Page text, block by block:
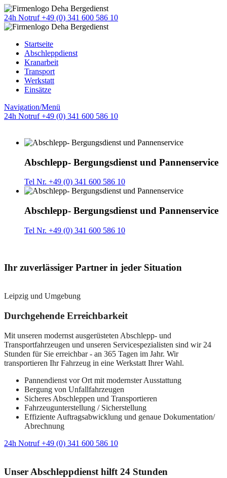
24h Notruf +49 (0) 341 600 586 10
Startseite
Abschleppdienst
Kranarbeit
Transport
Werkstatt
Einsätze
Navigation/Menü
24h Notruf +49 (0) 341 600 586 10
Abschlepp- Bergungsdienst und Pannenservice
Tel Nr. +49 (0) 341 600 586 10
Abschlepp- Bergungsdienst und Pannenservice
Tel Nr. +49 (0) 341 600 586 10
Ihr zuverlässiger Partner in jeder Situation
Leipzig und Umgebung
Durchgehende Erreichbarkeit
Mit unseren modernst ausgerüsteten Abschlepp- und
Transportfahrzeugen und unseren Servicespezialisten sind wir 24
Stunden für Sie erreichbar - an 365 Tagen im Jahr. Wir
transportieren Ihr Fahrzeug in eine Werkstatt Ihrer Wahl.
Pannendienst vor Ort mit modernster Ausstattung
Bergung von Unfallfahrzeugen
Sicheres Abschleppen und Transportieren
Fahrzeugunterstellung / Sicherstellung
Effiziente Auftragsabwicklung und genaue Dokumentation/
Abrechnung
24h Notruf +49 (0) 341 600 586 10
Unser Abschleppdienst hilft 24 Stunden